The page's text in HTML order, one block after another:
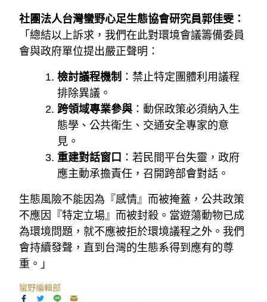
社團法人台灣蠻野心足生態協會研究員郭佳雯：
「總結以上訴求，我們在此對環境會議籌備委員
會與政府單位提出嚴正聲明：
檢討議程機制 ：禁止特定團體利用議程
排除異議。
跨領域專業參與 ：動保政策必須納入生
態學、公共衛生、交通安全專家的意
見。
重建對話窗口 ：若民間平台失靈，政府
應主動承擔責任，召開跨部會對話。
生態風險不能因為『感情』而被掩蓋，公共政策
不應因『特定立場』而被封殺。當遊蕩動物已成
為環境問題，就不應被拒於環境議程之外。我們
會持續發聲，直到台灣的生態系得到應有的尊
重。」
蠻野編輯部